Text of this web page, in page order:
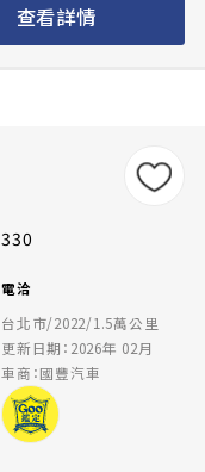
查看詳情
330
電洽
台北市/2022/1.5萬公里
更新日期：2026年 02月
車商：國豐汽車